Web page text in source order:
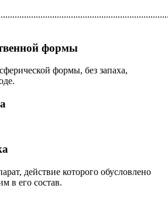
формы
формы, без запаха,
действие которого обусловлено
в его состав.